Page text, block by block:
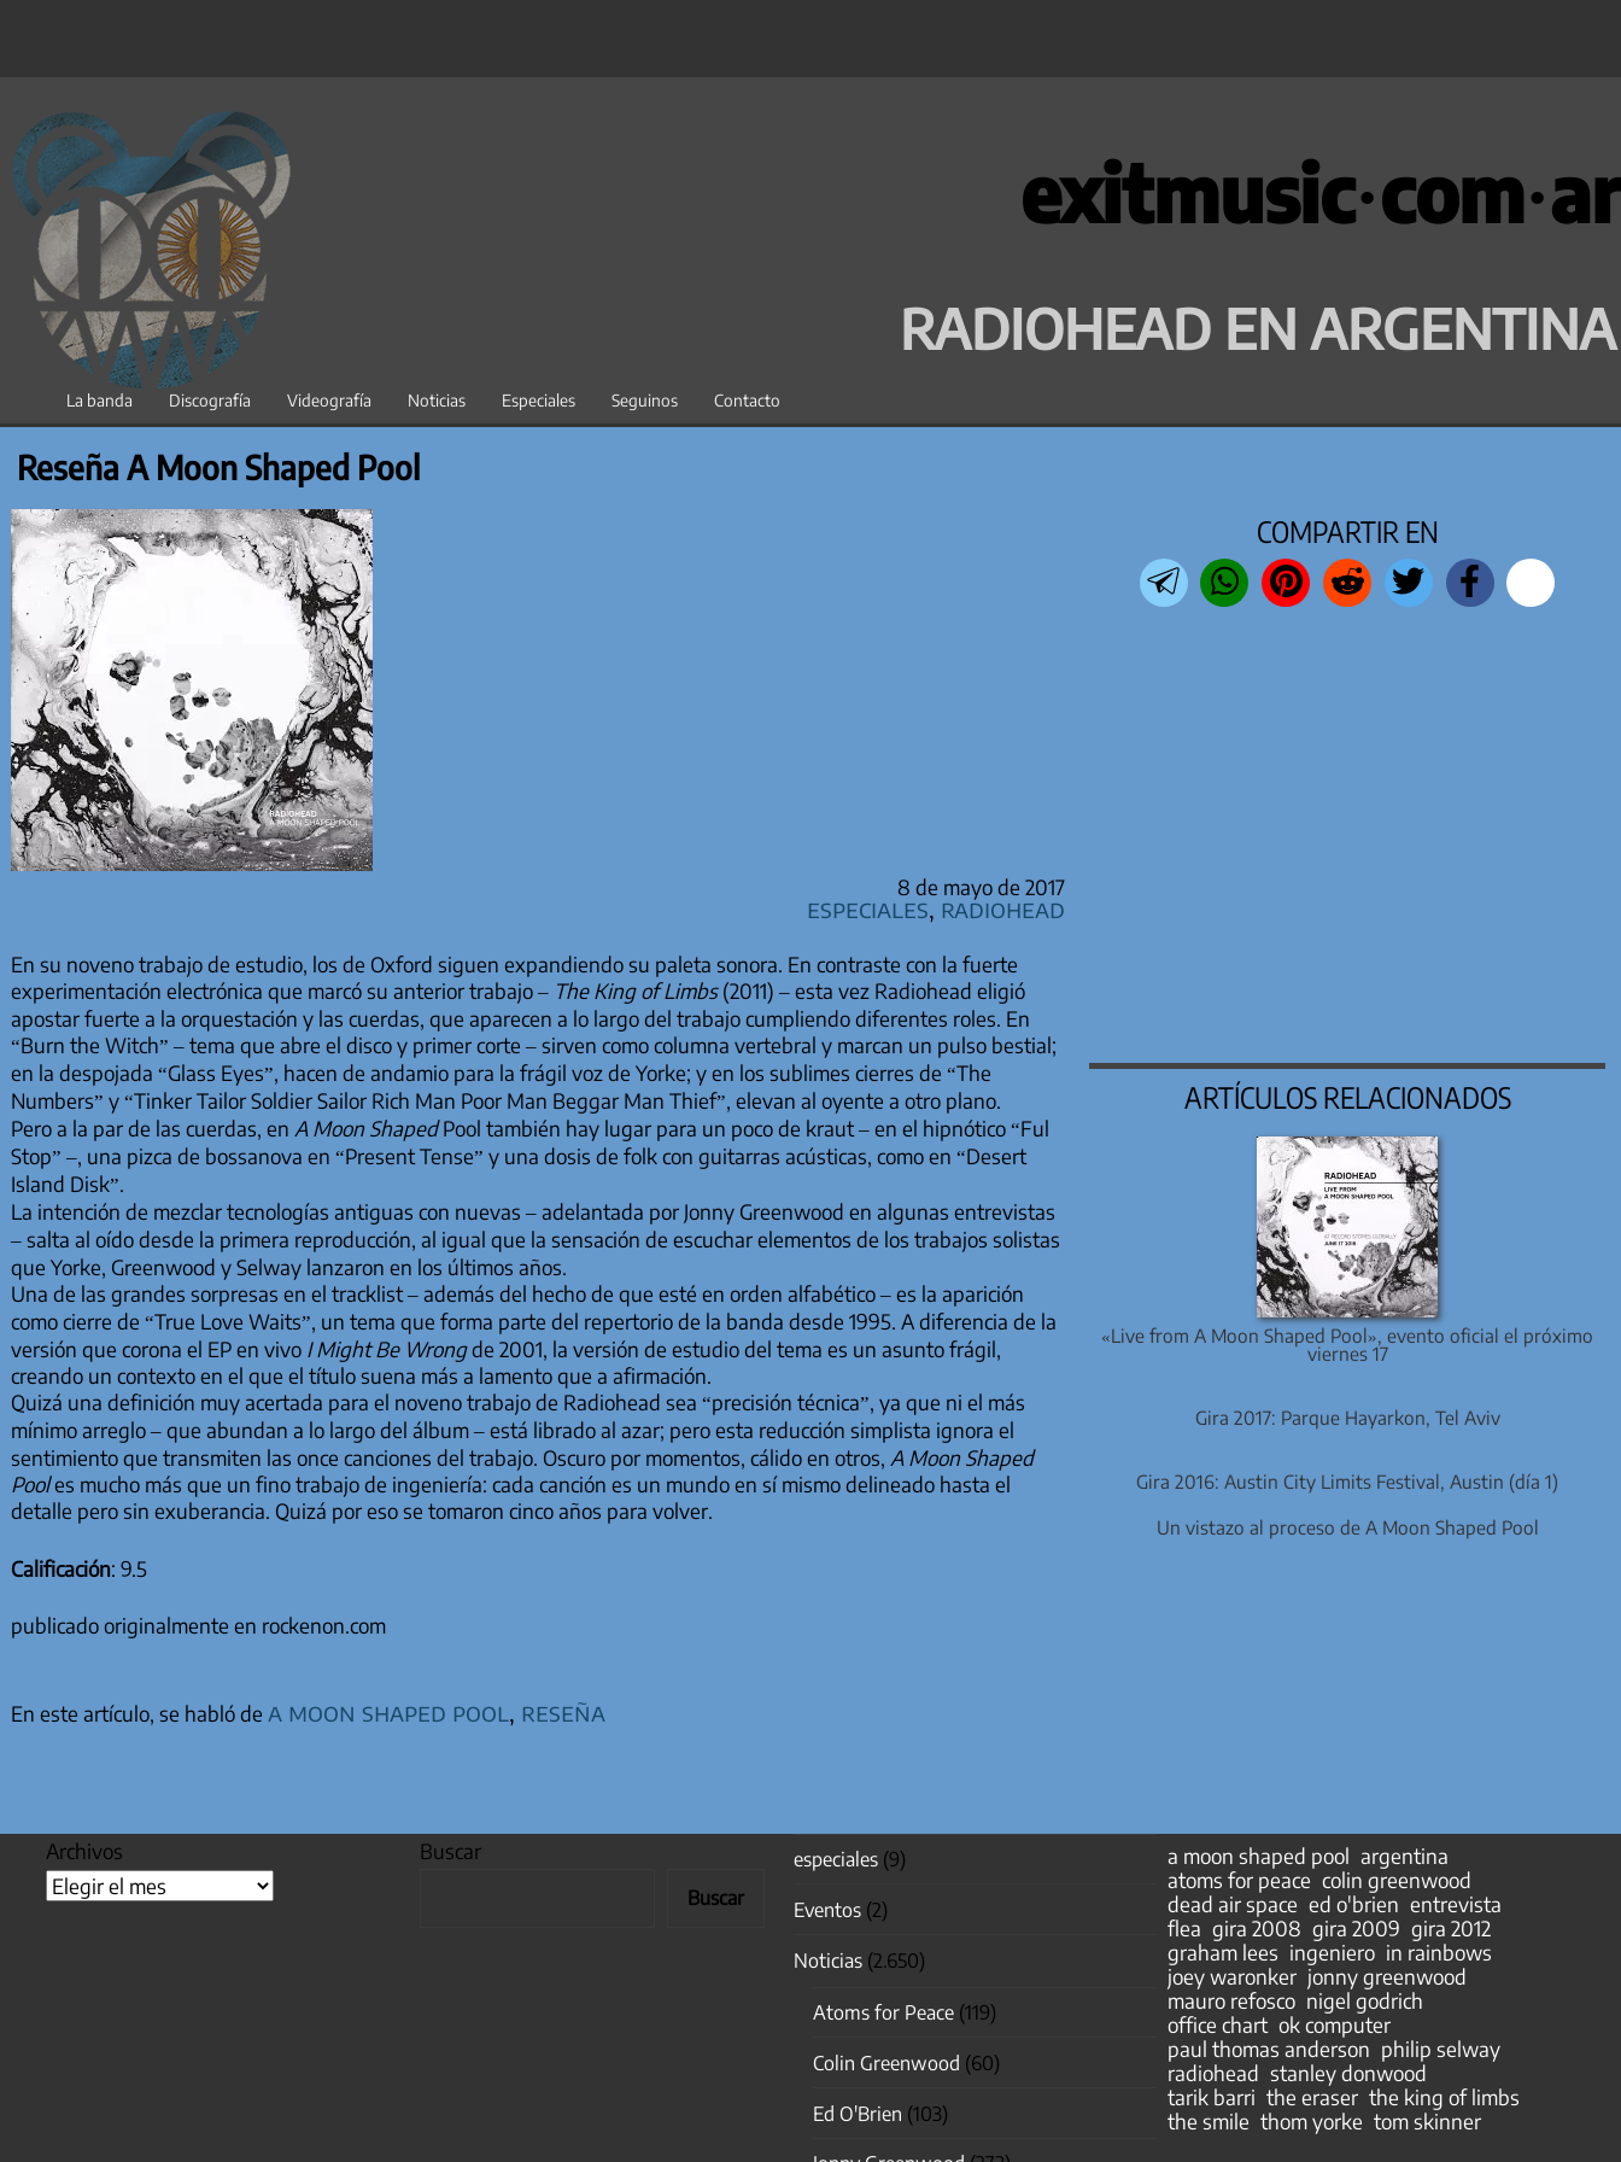
contenido
exitmusic·com·ar
RADIOHEAD EN ARGENTINA
La banda Discografía Videografía Noticias Especiales Seguinos Contacto
Reseña A Moon Shaped Pool
8 de mayo de 2017
especiales Radiohead
En su noveno trabajo de estudio, los de Oxford siguen expandiendo su paleta sonora. En contraste con la fuerte
experimentación electrónica que marcó su anterior trabajo – The King of Limbs(2011) – esta vez Radiohead eligió
apostar fuerte a la orquestación y las cuerdas, que aparecen a lo largo del trabajo cumpliendo diferentes roles. En
“Burn the Witch” – tema que abre el disco y primer corte – sirven como columna vertebral y marcan un pulso bestial;
en la despojada “Glass Eyes”, hacen de andamio para la frágil voz de Yorke; y en los sublimes cierres de “The
Numbers” y “Tinker Tailor Soldier Sailor Rich Man Poor Man Beggar Man Thief”, elevan al oyente a otro plano.
Pero a la par de las cuerdas, en A Moon ShapedPool también hay lugar para un poco de kraut – en el hipnótico “Ful
Stop” –, una pizca de bossanova en “Present Tense” y una dosis de folk con guitarras acústicas, como en “Desert
Island Disk”.
La intención de mezclar tecnologías antiguas con nuevas – adelantada por Jonny Greenwood en algunas entrevistas
– salta al oído desde la primera reproducción, al igual que la sensación de escuchar elementos de los trabajos solistas
que Yorke, Greenwood y Selway lanzaron en los últimos años.
Una de las grandes sorpresas en el tracklist – además del hecho de que esté en orden alfabético – es la aparición
como cierre de “True Love Waits”, un tema que forma parte del repertorio de la banda desde 1995. A diferencia de la
versión que corona el EP en vivo I Might Be Wrongde 2001, la versión de estudio del tema es un asunto frágil,
creando un contexto en el que el título suena más a lamento que a afirmación.
Quizá una definición muy acertada para el noveno trabajo de Radiohead sea “precisión técnica”, ya que ni el más
mínimo arreglo – que abundan a lo largo del álbum – está librado al azar; pero esta reducción simplista ignora el
sentimiento que transmiten las once canciones del trabajo. Oscuro por momentos, cálido en otros, A Moon Shaped
Pooles mucho más que un fino trabajo de ingeniería: cada canción es un mundo en sí mismo delineado hasta el
detalle pero sin exuberancia. Quizá por eso se tomaron cinco años para volver.
Calificación: 9.5
publicado originalmente en rockenon.com
En este artículo, se habló de a moon shaped pool reseña
COMPARTIR EN
ARTÍCULOS RELACIONADOS
«Live from A Moon Shaped Pool», evento oficial el próximo
viernes 17
Gira 2017: Parque Hayarkon, Tel Aviv
Gira 2016: Austin City Limits Festival, Austin (día 1)
Un vistazo al proceso de A Moon Shaped Pool
Archivos Buscar
Buscar
especiales(9)
Eventos(2)
Noticias(2.650)
Atoms for Peace(119)
Colin Greenwood (60)
Ed O'Brien (103)
a moon shaped pool argentina
atoms for peace colin greenwood
dead air space ed o'brien entrevista
flea gira 2008 gira 2009 gira 2012
graham lees ingeniero in rainbows
joey waronker jonny greenwood
mauro refosco nigel godrich
office chart ok computer
paul thomas anderson philip selway
radiohead stanley donwood
tarik barri the eraser the king of limbs
the smile thom yorke tom skinner